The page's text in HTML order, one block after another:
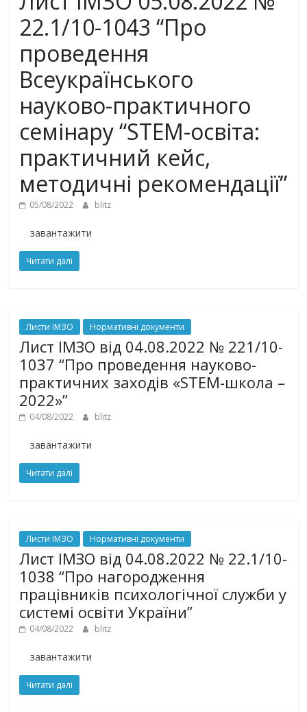
22.1/10-1043 “Про
проведення
Всеукраїнського
науково-практичного
семінару “STEM-освіта:
практичний кейс,
методичні рекомендації”
05/08/2022 blitz
завантажити
Читати далі
Листи ІМЗО Нормативні документи
Лист ІМЗО від 04.08.2022 № 221/10-
1037 “Про проведення науково-
практичних заходів «STEM-школа –
2022»”
04/08/2022 blitz
завантажити
Читати далі
Листи ІМЗО Нормативні документи
Лист ІМЗО від 04.08.2022 № 22.1/10-
1038 “Про нагородження
працівників психологічної служби у
системі освіти України”
04/08/2022 blitz
завантажити
Читати далі